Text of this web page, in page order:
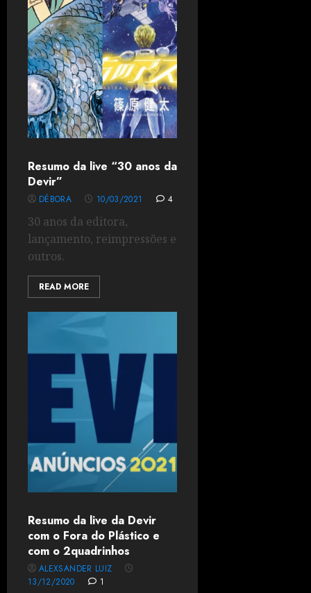
Resumo da live “30 anos da
Devir”
DÉBORA 10/03/2021 4
30 anos da editora,
lançamento, reimpressões e
outros.
READ MORE
Resumo da live da Devir
com o Fora do Plástico e
com o 2quadrinhos
ALEXSANDER LUIZ
13/12/2020
1